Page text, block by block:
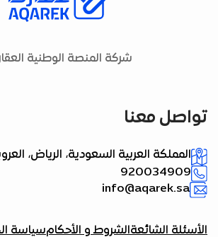
شركة المنصة الوطنية
تواصل معنا
المملكة العربية السعودية، الرياض،
920034909
info@aqarek.sa
الأسئلة الشائعةالشروط و الأحكامسياسة